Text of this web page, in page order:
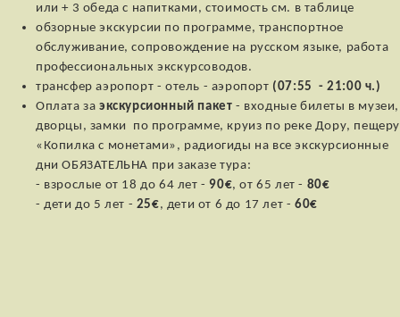
или + 3 обеда с напитками, стоимость см. в таблице
обзорные экскурсии по программе, транспортное
обслуживание, сопровождение на русском языке, работа
профессиональных экскурсоводов.
трансфер аэропорт - отель - аэропорт (07:55 - 21:00 ч.)
Оплата за экскурсионный пакет - входные билеты в музеи,
дворцы, замки по программе, круиз по реке Дору, пещеру
«Копилка с монетами», радиогиды на все экскурсионные
дни ОБЯЗАТЕЛЬНА при заказе тура:
- взрослые от 18 до 64 лет -90€, от 65 лет - 80€
- дети до 5 лет - 25€, дети от 6 до 17 лет -60€